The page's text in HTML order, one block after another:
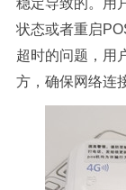
稳定导致的。用
状态或者重启
超时的问题，用
方，确保网络连